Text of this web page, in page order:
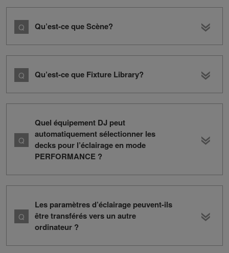
Qu’est-ce que Scène?
Qu’est-ce que Fixture Library?
Quel équipement DJ peut
automatiquement sélectionner les
decks pour l’éclairage en mode
PERFORMANCE ?
Les paramètres d’éclairage peuvent-ils
être transférés vers un autre
ordinateur ?